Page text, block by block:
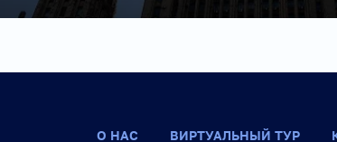
О НАС ВИРТУАЛЬНЫЙ ТУР